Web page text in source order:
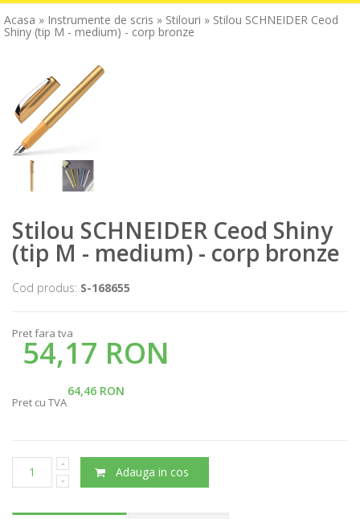
Acasa » Instrumente de scris » Stilouri » Stilou SCHNEIDER Ceod
Shiny (tip M - medium) - corp bronze
Stilou SCHNEIDER Ceod Shiny
(tip M - medium) - corp bronze
Cod produs: S-168655
Pret fara tva
54,17 RON
64,46 RON
Pret cu TVA
Adauga in cos